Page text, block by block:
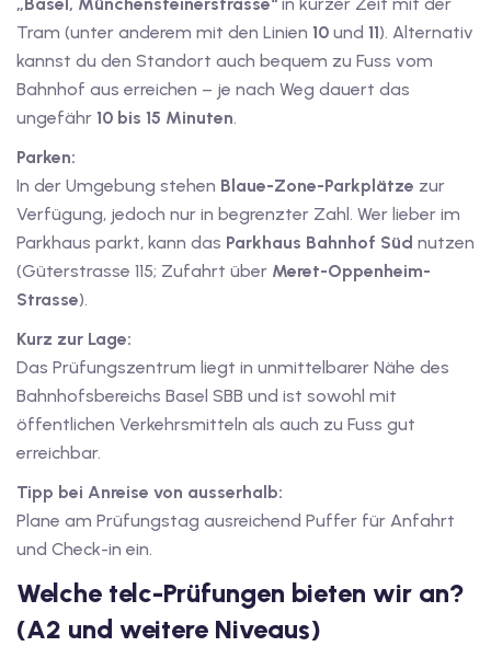
mit Gutschein
den fide-Test
Tram (unter anderem mit den Linien 10 und 11). Alternativ
kannst du den Standort auch bequem zu Fuss vom
Bahnhof aus erreichen – je nach Weg dauert das
ungefähr 10 bis 15 Minuten.
Parken:
In der Umgebung stehen Blaue-Zone-Parkplätze zur
Verfügung, jedoch nur in begrenzter Zahl. Wer lieber im
Parkhaus parkt, kann das Parkhaus Bahnhof Süd nutzen
(Güterstrasse 115; Zufahrt über Meret-Oppenheim-
Strasse).
Kurz zur Lage:
Das Prüfungszentrum liegt in unmittelbarer Nähe des
Bahnhofsbereichs Basel SBB und ist sowohl mit
öffentlichen Verkehrsmitteln als auch zu Fuss gut
erreichbar.
Tipp bei Anreise von ausserhalb:
Plane am Prüfungstag ausreichend Puffer für Anfahrt
und Check-in ein.
Welche telc-Prüfungen bieten wir an?
(A2 und weitere Niveaus)